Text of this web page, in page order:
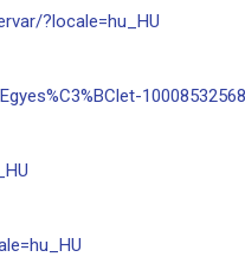
?locale=hu_HU